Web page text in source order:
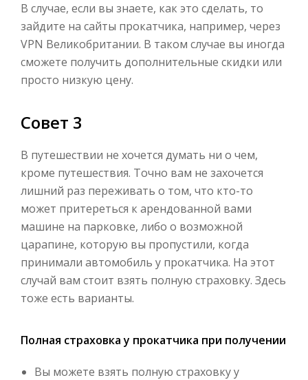
В случае, если вы знаете, как это сделать, то
зайдите на сайты прокатчика, например, через
VPN Великобритании. В таком случае вы иногда
сможете получить дополнительные скидки или
просто низкую цену.
Совет 3
В путешествии не хочется думать ни о чем,
кроме путешествия. Точно вам не захочется
лишний раз переживать о том, что кто-то
может притереться к арендованной вами
машине на парковке, либо о возможной
царапине, которую вы пропустили, когда
принимали автомобиль у прокатчика. На этот
случай вам стоит взять полную страховку. Здесь
тоже есть варианты.
Полная страховка у прокатчика при получении
Вы можете взять полную страховку у